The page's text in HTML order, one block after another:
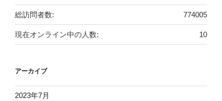
774005
総訪問者数:
10
現在オンライン中の人数:
アーカイブ
2023年7月